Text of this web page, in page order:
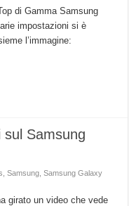
di Gamma Samsung
impostazioni si è
l’immagine:
sul Samsung
,Samsung ,Samsung Galaxy
girato un video che vede